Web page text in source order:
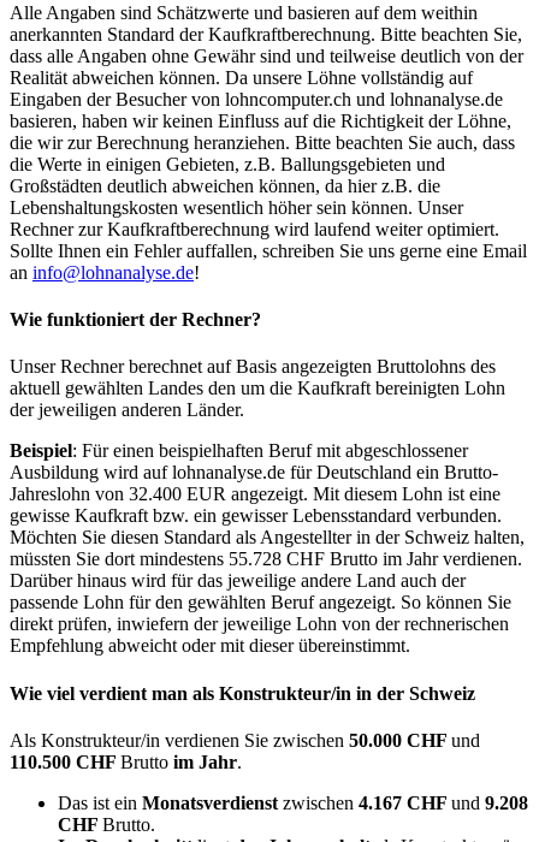
Alle Angaben sind Schätzwerte und basieren auf dem weithin
anerkannten Standard der Kaufkraftberechnung. Bitte beachten Sie,
dass alle Angaben ohne Gewähr sind und teilweise deutlich von der
Realität abweichen können. Da unsere Löhne vollständig auf
Eingaben der Besucher von lohncomputer.ch und lohnanalyse.de
basieren, haben wir keinen Einfluss auf die Richtigkeit der Löhne,
die wir zur Berechnung heranziehen. Bitte beachten Sie auch, dass
die Werte in einigen Gebieten, z.B. Ballungsgebieten und
Großstädten deutlich abweichen können, da hier z.B. die
Lebenshaltungskosten wesentlich höher sein können. Unser
Rechner zur Kaufkraftberechnung wird laufend weiter optimiert.
Sollte Ihnen ein Fehler auffallen, schreiben Sie uns gerne eine Email
an info@lohnanalyse.de!
Wie funktioniert der Rechner?
Unser Rechner berechnet auf Basis angezeigten Bruttolohns des
aktuell gewählten Landes den um die Kaufkraft bereinigten Lohn
der jeweiligen anderen Länder.
Beispiel: Für einen beispielhaften Beruf mit abgeschlossener
Ausbildung wird auf lohnanalyse.de für Deutschland ein Brutto-
Jahreslohn von 32.400 EUR angezeigt. Mit diesem Lohn ist eine
gewisse Kaufkraft bzw. ein gewisser Lebensstandard verbunden.
Möchten Sie diesen Standard als Angestellter in der Schweiz halten,
müssten Sie dort mindestens 55.728 CHF Brutto im Jahr verdienen.
Darüber hinaus wird für das jeweilige andere Land auch der
passende Lohn für den gewählten Beruf angezeigt. So können Sie
direkt prüfen, inwiefern der jeweilige Lohn von der rechnerischen
Empfehlung abweicht oder mit dieser übereinstimmt.
Wie viel verdient man als Konstrukteur/in in der Schweiz
Als Konstrukteur/in verdienen Sie zwischen 50.000 CHF und
110.500 CHF Brutto im Jahr.
Das ist ein Monatsverdienst zwischen 4.167 CHF und 9.208
CHF Brutto.